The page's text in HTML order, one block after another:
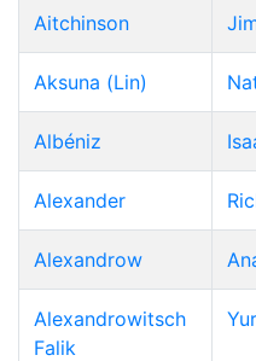
Aitchinson
Aksuna (Lin)
Albéniz
Alexander
Alexandrow
Alexandrowitsch
Falik